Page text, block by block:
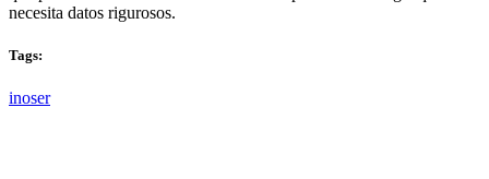
necesita datos rigurosos.
Tags:
inoser